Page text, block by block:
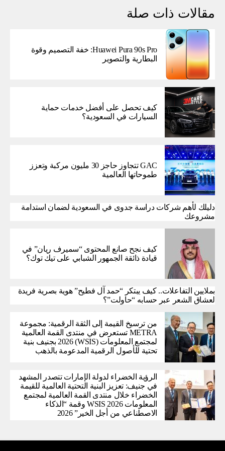
مقالات ذات صلة
Huawei Pura 90s Pro: خفة التصميم وقوة
البطارية والتصوير
كيف تحصل على أفضل خدمات حماية
السيارات في السعودية؟
GAC تتجاوز حاجز 30 مليون مركبة وتعزز
طموحاتها العالمية
دليلك لأهم شركات دراسة جدوى في السعودية لضمان استدامة
مشروعك
كيف نجح صانع المحتوى “سميرف ريان” في
قيادة ذائقة الجمهور الشبابي على تيك توك؟
بملايين التفاعلات.. كيف يبتكر “حمد آل فطيح” هوية بصرية فريدة
لعشاق الشعر عبر حسابه “حاولت”؟
من ترسيخ القيمة إلى الثقة الرقمية: مجموعة
METRA تستعرض في منتدى القمة العالمية
لمجتمع المعلومات (WSIS) 2026 بجنيف بنية
تحتية للأصول الرقمية المدعومة بالذهب
الرؤية الخضراء لدولة الإمارات تتصدر المشهد
في جنيف: تعزيز البنية التحتية العالمية للقيمة
الخضراء خلال منتدى القمة العالمية لمجتمع
المعلومات WSIS 2026 وقمة “الذكاء
الاصطناعي من أجل الخير” 2026